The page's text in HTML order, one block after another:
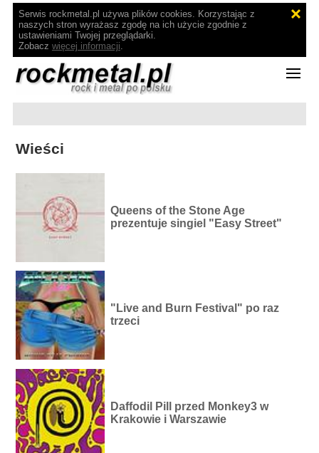
Serwis rockmetal.pl używa plików cookies. Korzystając z
naszych stron wyrażasz zgodę na ich użycie zgodnie z
ustawieniami Twojej przeglądarki.
Zobacz więcej informacji.
Wieści
Queens of the Stone Age
prezentuje singiel "Easy Street"
"Live and Burn Festival" po raz
trzeci
Daffodil Pill przed Monkey3 w
Krakowie i Warszawie